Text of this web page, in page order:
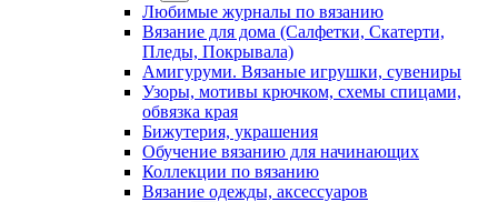
Любимые журналы по вязанию
Вязание для дома (Салфетки, Скатерти,
Пледы, Покрывала)
Амигуруми. Вязаные игрушки, сувениры
Узоры, мотивы крючком, схемы спицами,
обвязка края
Бижутерия, украшения
Обучение вязанию для начинающих
Коллекции по вязанию
Вязание одежды, аксессуаров